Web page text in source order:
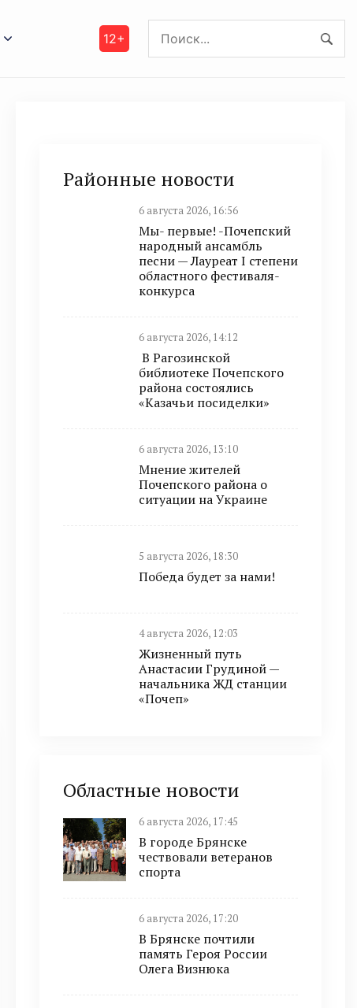
12+
Районные новости
6 августа 2026, 16:56
Мы- первые! -Почепский
народный ансамбль
песни — Лауреат I степени
областного фестиваля-
конкурса
6 августа 2026, 14:12
В Рагозинской
библиотеке Почепского
района состоялись
«Казачьи посиделки»
6 августа 2026, 13:10
Мнение жителей
Почепского района о
ситуации на Украине
5 августа 2026, 18:30
Победа будет за нами!
4 августа 2026, 12:03
Жизненный путь
Анастасии Грудиной —
начальника ЖД станции
«Почеп»
Областные новости
6 августа 2026, 17:45
В городе Брянске
чествовали ветеранов
спорта
6 августа 2026, 17:20
В Брянске почтили
память Героя России
Олега Визнюка